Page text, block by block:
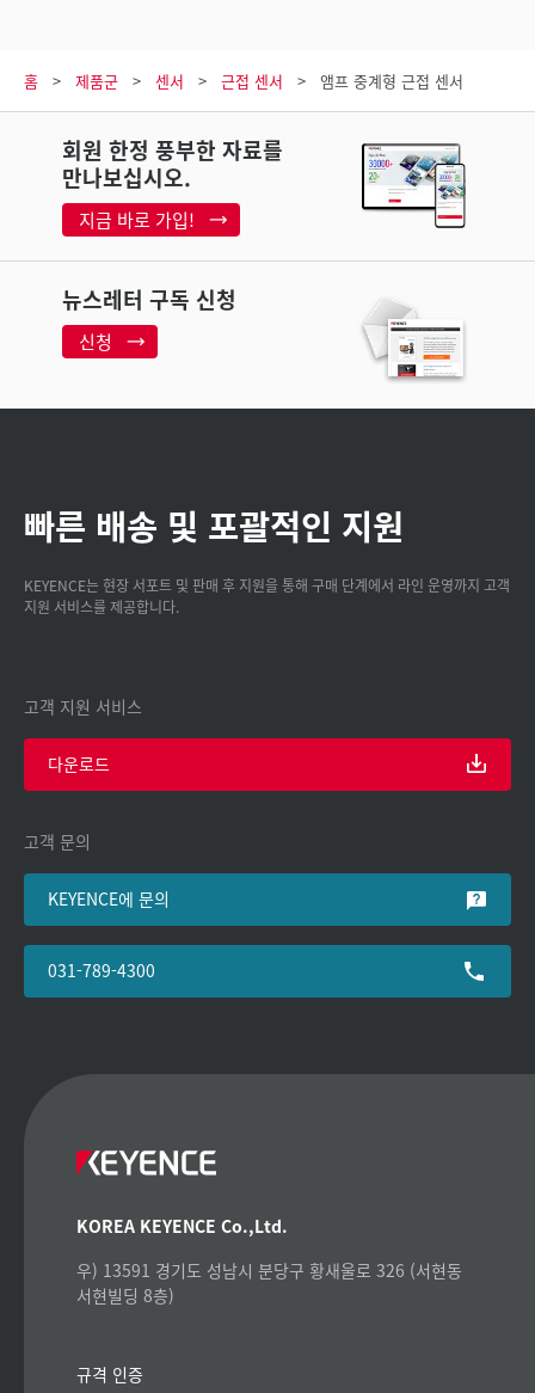
홈 제품군 센서 근접 센서 앰프 중계형 근접 센서
회원 한정 풍부한 자료를
만나보십시오.
지금 바로 가입!
뉴스레터 구독 신청
신청
빠른 배송 및 포괄적인 지원
KEYENCE는 현장 서포트 및 판매 후 지원을 통해 구매 단계에서 라인 운영까지 고객
지원 서비스를 제공합니다.
고객 지원 서비스
다운로드
고객 문의
KEYENCE에 문의
031-789-4300
KOREA KEYENCE Co.,Ltd.
우) 13591 경기도 성남시 분당구 황새울로 326 (서현동
서현빌딩 8층)
규격 인증